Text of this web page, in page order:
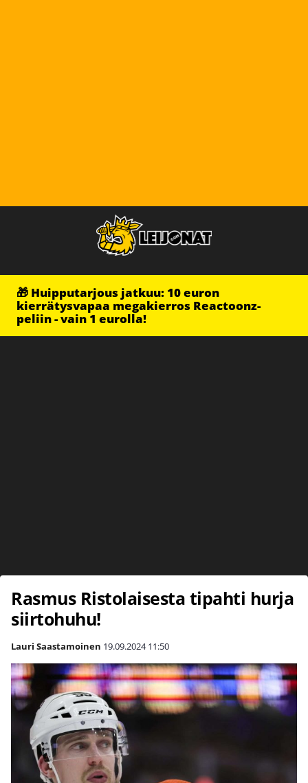
🎁 Huipputarjous jatkuu: 10 euron
kierrätysvapaa megakierros Reactoonz-
peliin - vain 1 eurolla!
Rasmus Ristolaisesta tipahti hurja
siirtohuhu!
Lauri Saastamoinen 19.09.2024 11:50